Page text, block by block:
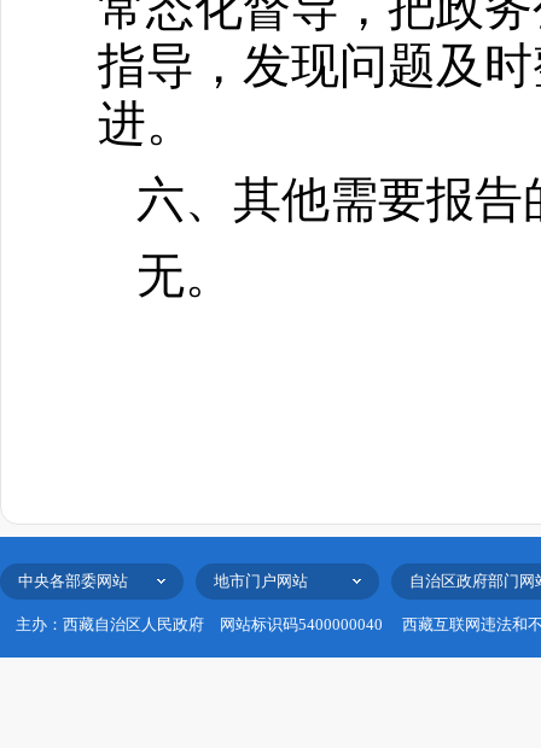
指导，发现问题及
进。
六、其他需要报告
无。
中央各部委网站 地市门户网站 自治区政府部门网
主办：西藏自治区人民政府 网站标识码5400000040 西藏互联网违法和